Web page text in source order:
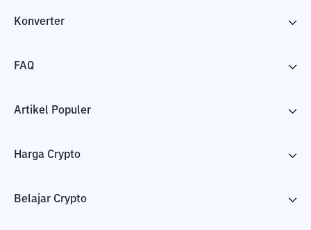
Konverter
FAQ
Artikel Populer
Harga Crypto
Belajar Crypto